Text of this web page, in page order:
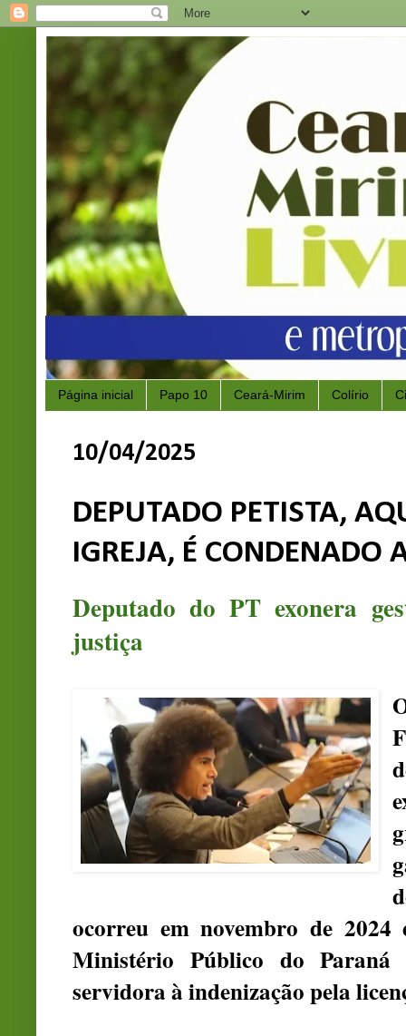
Página inicial Papo 10 Ceará-Mirim Colírio
10/04/2025
DEPUTADO PETISTA,
IGREJA, É CONDENADO
Deputado do PT exonera
justiça
ocorreu em novembro de
Ministério Público do
servidora à indenização pela